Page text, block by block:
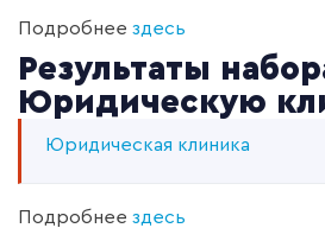
Подробнее здесь
Результаты
Юридическую
Юридическая клиника
Подробнее здесь